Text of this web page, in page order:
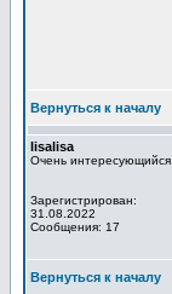
Вернуться к началу
lisalisa
Очень интересующийся
Зарегистрирован:
31.08.2022
Сообщения: 17
Вернуться к началу